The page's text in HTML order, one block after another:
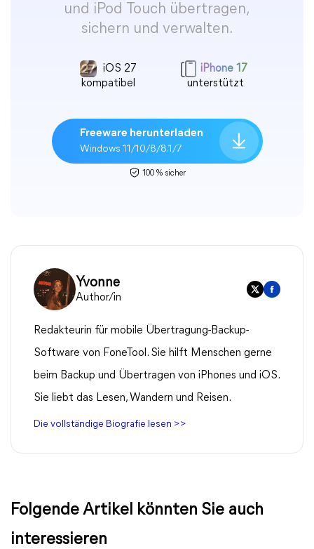
und iPod Touch übertragen,
sichern und verwalten.
iOS 27
kompatibel
iPhone 17
unterstützt
Freeware herunterladen
Windows 11/10/8/8.1/7
100 % sicher
Yvonne
Author/in
Redakteurin für mobile Übertragung-Backup-
Software von FoneTool. Sie hilft Menschen gerne
beim Backup und Übertragen von iPhones und iOS.
Sie liebt das Lesen, Wandern und Reisen.
Die vollständige Biografie lesen >>
Folgende Artikel könnten Sie auch
interessieren